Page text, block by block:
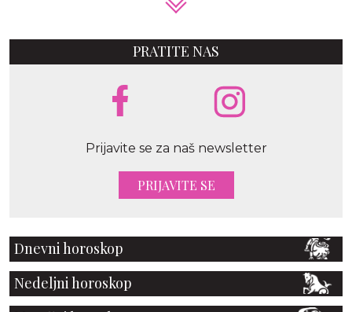
PRATITE NAS
Prijavite se za naš newsletter
PRIJAVITE SE
Dnevni horoskop
Nedeljni horoskop